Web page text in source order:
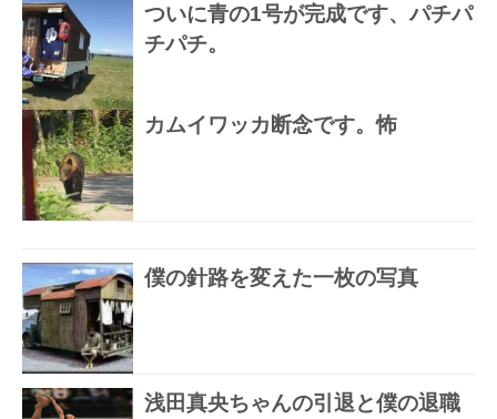
ついに青の1号が完成です、パチパ
チパチ。
カムイワッカ断念です。怖
僕の針路を変えた一枚の写真
浅田真央ちゃんの引退と僕の退職